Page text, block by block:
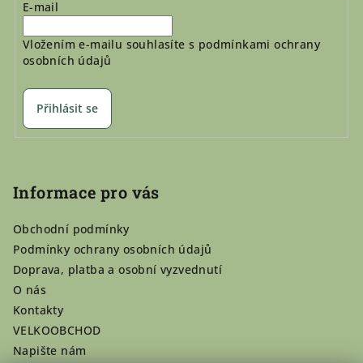
E-mail
Vložením e-mailu souhlasíte s podmínkami ochrany
osobních údajů
Přihlásit se
Informace pro vás
Obchodní podmínky
Podmínky ochrany osobních údajů
Doprava, platba a osobní vyzvednutí
O nás
Kontakty
VELKOOBCHOD
Napište nám